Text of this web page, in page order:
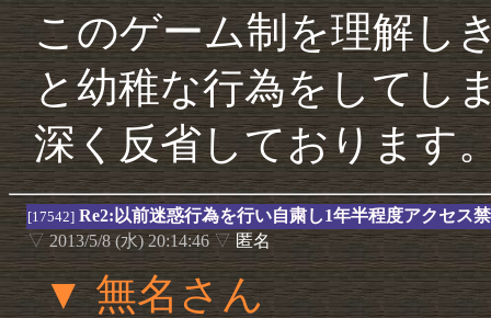
このゲーム制を理解し
と幼稚な行為をしてし
深く反省しております
[17542] Re2:以前迷惑行為を行い自粛し1年半程度アクセス
▽2013/5/8 (水) 20:14:46▽匿名
▼ 無名さん